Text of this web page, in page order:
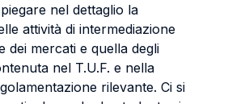
nel dettaglio la
attività di intermediazione
dei mercati e quella degli
nel T.U.F. e nella
rilevante. Ci si